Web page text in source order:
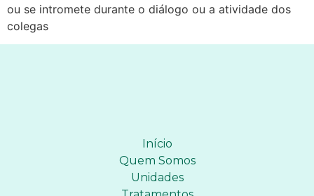
ou se intromete durante o diálogo ou a atividade dos
colegas
Início
Quem Somos
Unidades